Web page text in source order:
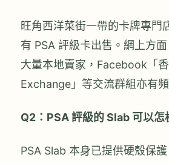
旺角西洋菜街一帶的卡牌專門
有 PSA 評級卡出售。網上方
大量本地賣家，Facebook「
Exchange」等交流群組亦有
Q2：PSA 評級的 Slab 可以怎
PSA Slab 本身已提供硬殼保